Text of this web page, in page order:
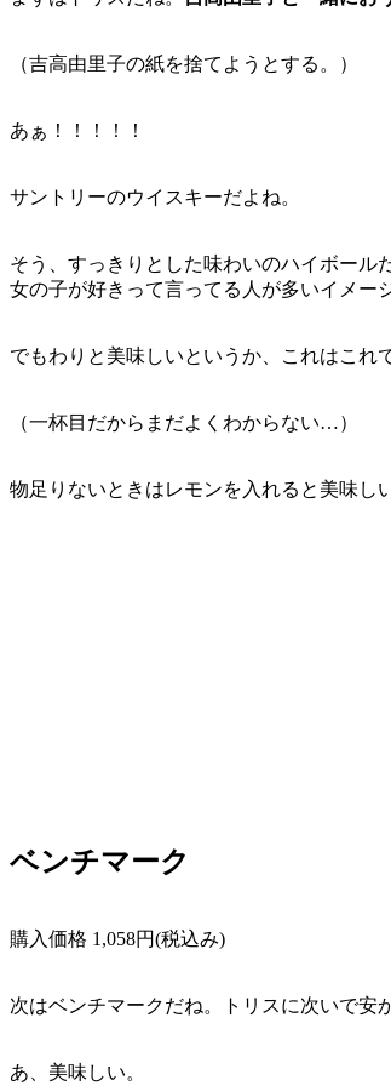
（吉高由里子の紙を捨てようとする。）
あぁ！！！！！
サントリーのウイスキーだよね。
そう、すっきりとした味わいのハイボール
女の子が好きって言ってる人が多いイメージ
でもわりと美味しいというか、これはこれ
（一杯目だからまだよくわからない…）
物足りないときはレモンを入れると美味し
ベンチマーク
購入価格 1,058円(税込み)
次はベンチマークだね。トリスに次いで安
あ、美味しい。